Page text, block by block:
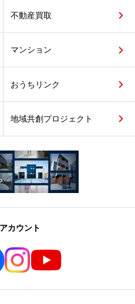
不動産買取
マンション
おうちリンク
地域共創プロジェクト
カウント